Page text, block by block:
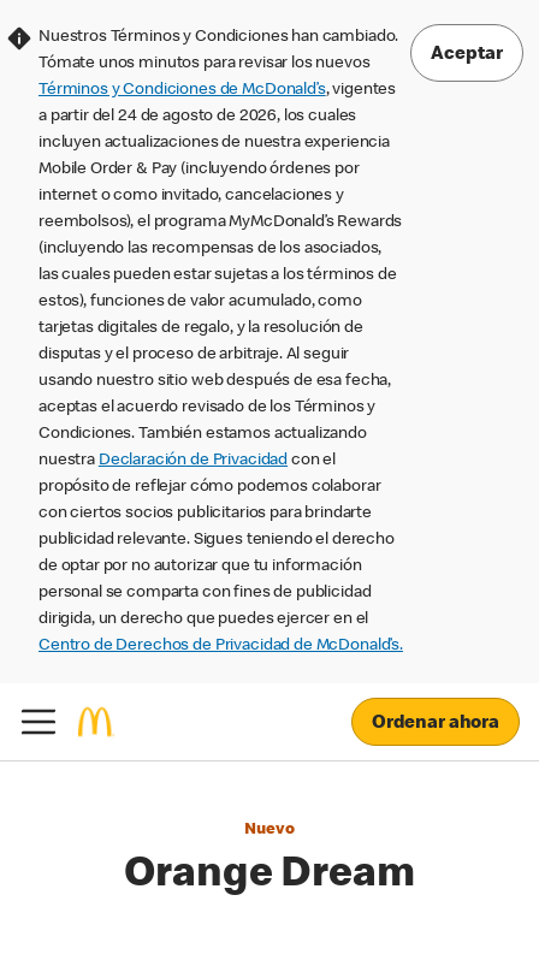
Nuestros Términos y Condiciones han cambiado.
Tómate unos minutos para revisar los nuevos
Términos y Condiciones de McDonald’s, vigentes
a partir del 24 de agosto de 2026, los cuales
incluyen actualizaciones de nuestra experiencia
Mobile Order & Pay (incluyendo órdenes por
internet o como invitado, cancelaciones y
reembolsos), el programa MyMcDonald’s Rewards
(incluyendo las recompensas de los asociados,
las cuales pueden estar sujetas a los términos de
estos), funciones de valor acumulado, como
tarjetas digitales de regalo, y la resolución de
disputas y el proceso de arbitraje. Al seguir
usando nuestro sitio web después de esa fecha,
aceptas el acuerdo revisado de los Términos y
Condiciones. También estamos actualizando
nuestra Declaración de Privacidad con el
propósito de reflejar cómo podemos colaborar
con ciertos socios publicitarios para brindarte
publicidad relevante. Sigues teniendo el derecho
de optar por no autorizar que tu información
personal se comparta con fines de publicidad
dirigida, un derecho que puedes ejercer en el
Centro de Derechos de Privacidad de McDonald’s.
Aceptar
Ordenar ahora
Nuevo
Orange Dream